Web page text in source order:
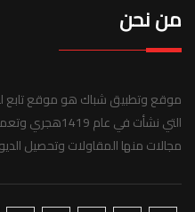
من نحن
موقع وتطبيق شباك هو موقع تابع
التي نشأت في
مجالات منها المقاولات وتحصيل